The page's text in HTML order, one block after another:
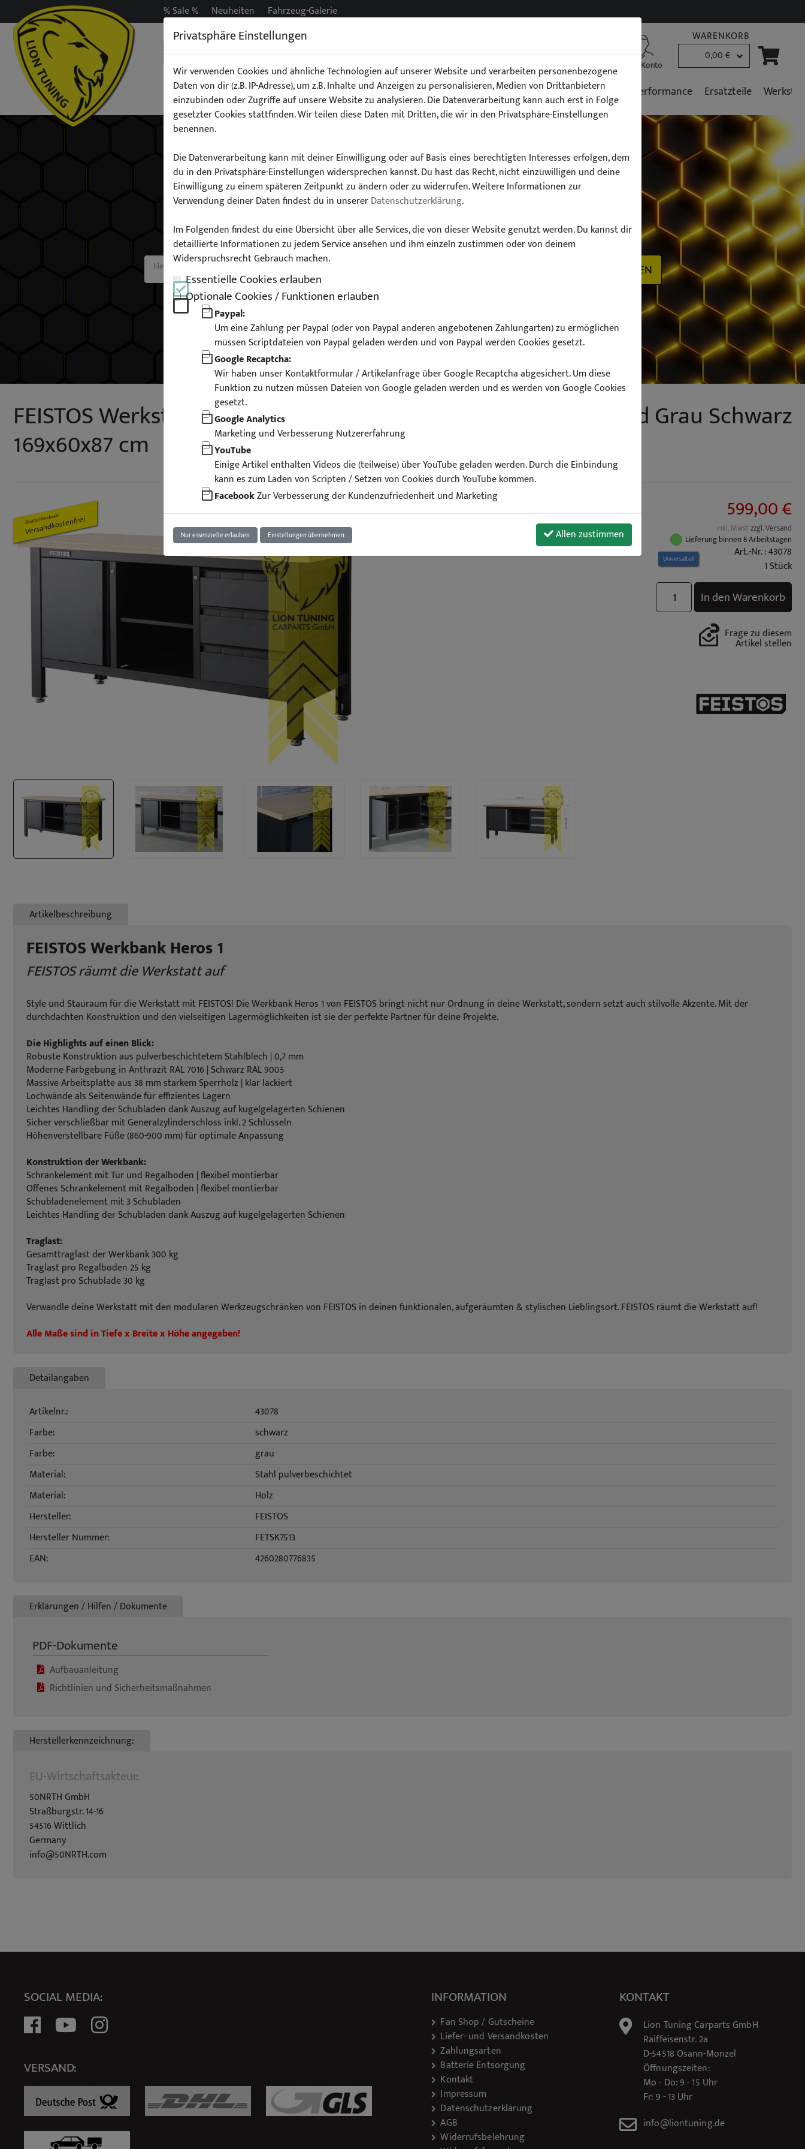
% Sale % Neuheiten Fahrzeug-Galerie
B2B Kunden Mein Konto
WARENKORB
0,00 €
Auspuff Beleuchtung Exterieur Fahrwerk Interieur Stoßstangen/Spoiler Fahrzeugpflege Performance Ersatzteile
Wähle dein Auto
finde alle passenden Teile schnell und einfach
Hersteller: Modell: SUCHEN
FEISTOS Werkstatteinrichtung Werkbank Heros 1 Inkl Lochwand Grau Schwarz
169x60x87 cm
Deutschlandweit
Versandkostenfrei
599,00 €
inkl. Mwstzzgl. Versand
Lieferung binnen 8 Arbeitstagen
Universalteil
Art.-Nr. : 43078
1 Stück
In den Warenkorb
Frage zu diesem
Artikel stellen
Artikelbeschreibung
FEISTOS Werkbank Heros 1
FEISTOS räumt die Werkstatt auf
Style und Stauraum für die Werkstatt mit FEISTOS! Die Werkbank Heros 1 von FEISTOS bringt nicht nur Ordnung in deine Werkstatt, sondern setzt auch stilvolle Akzente. Mit der
durchdachten Konstruktion und den vielseitigen Lagermöglichkeiten ist sie der perfekte Partner für deine Projekte.
Die Highlights auf einen Blick:
Robuste Konstruktion aus pulverbeschichtetem Stahlblech | 0,7 mm
Moderne Farbgebung in Anthrazit RAL 7016 | Schwarz RAL 9005
Massive Arbeitsplatte aus 38 mm starkem Sperrholz | klar lackiert
Lochwände als Seitenwände für effizientes Lagern
Leichtes Handling der Schubladen dank Auszug auf kugelgelagerten Schienen
Sicher verschließbar mit Generalzylinderschloss inkl. 2 Schlüsseln
Höhenverstellbare Füße (860-900 mm) für optimale Anpassung
Konstruktion der Werkbank:
Schrankelement mit Tür und Regalboden | flexibel montierbar
Offenes Schrankelement mit Regalboden | flexibel montierbar
Schubladenelement mit 3 Schubladen
Leichtes Handling der Schubladen dank Auszug auf kugelgelagerten Schienen
Traglast:
Gesamttraglast der Werkbank 300 kg
Traglast pro Regalboden 25 kg
Traglast pro Schublade 30 kg
Verwandle deine Werkstatt mit den modularen Werkzeugschränken von FEISTOS in deinen funktionalen, aufgeräumten & stylischen Lieblingsort. FEISTOS räumt die Werkstatt auf!
Alle Maße sind in Tiefe x Breite x Höhe angegeben!
Detailangaben
Artikelnr.:
43078
Farbe:
schwarz
Farbe:
grau
Material:
Stahl pulverbeschichtet
Material:
Holz
Hersteller:
FEISTOS
Hersteller Nummer:
FETSK7513
EAN:
4260280776835
Erklärungen / Hilfen / Dokumente
PDF-Dokumente
Aufbauanleitung
Richtlinien und Sicherheitsmaßnahmen
Herstellerkennzeichnung:
EU-Wirtschaftsakteur:
50NRTH GmbH
Straßburgstr. 14-16
54516 Wittlich
Germany
info@50NRTH.com
SOCIAL MEDIA:
VERSAND:
INFORMATION
Fan Shop / Gutscheine
Liefer- und Versandkosten
Zahlungsarten
Batterie Entsorgung
Kontakt
Impressum
Datenschutzerklärung
AGB
Widerrufsbelehrung
KONTAKT
Lion Tuning Carparts GmbH
Raiffeisenstr. 2a
D-54518 Osann-Monzel
Öffnungszeiten:
Mo - Do: 9 - 15 Uhr
Fr: 9 - 13 Uhr
info@liontuning.de
Privatsphäre Einstellungen
Wir verwenden Cookies und ähnliche Technologien auf unserer Website und verarbeiten personenbezogene
Daten von dir (z.B. IP-Adresse), um z.B. Inhalte und Anzeigen zu personalisieren, Medien von Drittanbietern
einzubinden oder Zugriffe auf unsere Website zu analysieren. Die Datenverarbeitung kann auch erst in Folge
gesetzter Cookies stattfinden. Wir teilen diese Daten mit Dritten, die wir in den Privatsphäre-Einstellungen
benennen.
Die Datenverarbeitung kann mit deiner Einwilligung oder auf Basis eines berechtigten Interesses erfolgen, dem
du in den Privatsphäre-Einstellungen widersprechen kannst. Du hast das Recht, nicht einzuwilligen und deine
Einwilligung zu einem späteren Zeitpunkt zu ändern oder zu widerrufen. Weitere Informationen zur
Verwendung deiner Daten findest du in unsererDatenschutzerklärung.
Im Folgenden findest du eine Übersicht über alle Services, die von dieser Website genutzt werden. Du kannst dir
detaillierte Informationen zu jedem Service ansehen und ihm einzeln zustimmen oder von deinem
Widerspruchsrecht Gebrauch machen.
Essentielle Cookies erlauben
Optionale Cookies / Funktionen erlauben
Paypal:
Um eine Zahlung per Paypal (oder von Paypal anderen angebotenen Zahlungarten) zu ermöglichen
müssen Scriptdateien von Paypal geladen werden und von Paypal werden Cookies gesetzt.
Google Recaptcha:
Wir haben unser Kontaktformular / Artikelanfrage über Google Recaptcha abgesichert. Um diese
Funktion zu nutzen müssen Dateien von Google geladen werden und es werden von Google Cookies
gesetzt.
Google Analytics
Marketing und Verbesserung Nutzererfahrung
YouTube
Einige Artikel enthalten Videos die (teilweise) über YouTube geladen werden. Durch die Einbindung
kann es zum Laden von Scripten / Setzen von Cookies durch YouTube kommen.
FacebookZur Verbesserung der Kundenzufriedenheit und Marketing
Nur essenzielle erlauben Einstellungen übernehmen Allen zustimmen